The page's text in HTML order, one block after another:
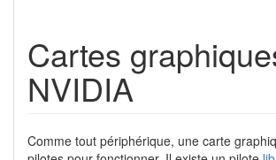
Cartes
NVIDIA
Comme tout périphérique, une carte